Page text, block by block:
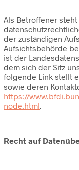
Als Betroffener
der zuständigen
Aufsichtsbehörde
ist der
dem sich der Sitz
folgende Link stellt
sowie deren
https://
node.html
Recht auf